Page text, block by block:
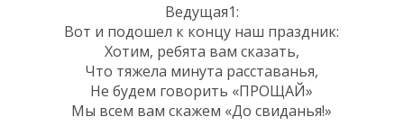
Ведущая1:
Вот и подошел к концу наш праздник:
Хотим, ребята вам сказать,
Что тяжела минута расставанья,
Не будем говорить «ПРОЩАЙ»
Мы всем вам скажем «До свиданья!»